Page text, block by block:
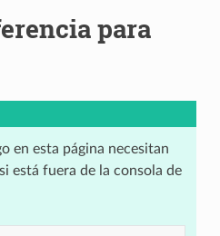
para
en esta página necesitan
está fuera de la consola de